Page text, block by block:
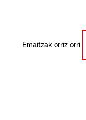
Emaitzak orriz orri